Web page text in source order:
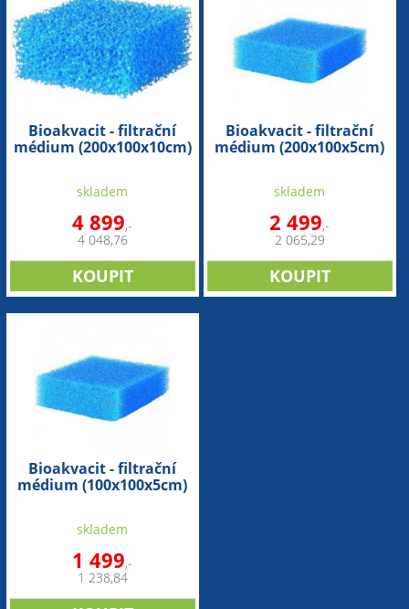
Bioakvacit - filtrační
médium (200x100x10cm)
skladem
4 899,-
4 048,76
Bioakvacit - filtrační
médium (200x100x5cm)
skladem
2 499,-
2 065,29
Bioakvacit - filtrační
médium (100x100x5cm)
skladem
1 499,-
1 238,84